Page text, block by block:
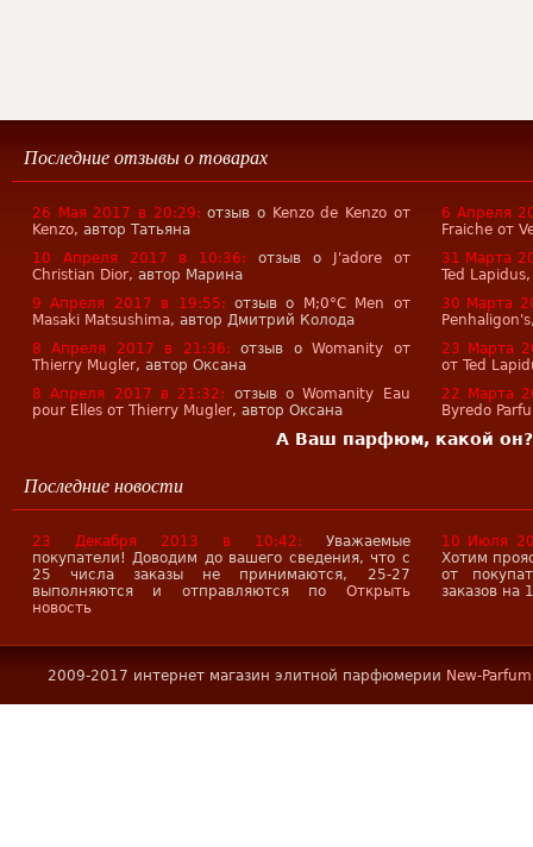
Последние отзывы о товарах
26 Мая 2017 в 20:29: отзыв о Kenzo de Kenzo от
Kenzo, автор Татьяна
10 Апреля 2017 в 10:36: отзыв о
J'adore от
Christian Dior, автор Марина
9 Апреля 2017 в 19:55: отзыв о
M;0°С Men от
Masaki Matsushima, автор Дмитрий Колода
8 Апреля 2017 в 21:36: отзыв оWomanity от
Thierry Mugler, автор Оксана
8 Апреля 2017 в 21:32: отзыв оWomanity Eau
pour Elles от Thierry Mugler, автор Оксана
6 Апреля
Fraiche от
31 Марта
Ted Lapidus,
30 Марта
Penhaligon's
23 Марта
от Ted
22 Марта
Byredo
А Ваш парфюм, какой
Последние новости
23 Декабря 2013 в 10:42: Уважаемые
покупатели! Доводим до вашего сведения, что с
25 числа заказы не принимаются, 25-27
выполняются и отправляются по Открыть
новость
10 Июля
Хотим
от
заказов на
2009-2017 интернет магазин элитной парфюмерии New-